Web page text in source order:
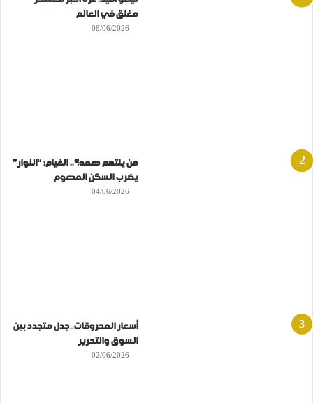
مغلق في العالم
08/06/2026
من يلتهم دعمه؟.. الغيام: “النوار”
يضرب السكن المدعوم
04/06/2026
أسعار المحروقات..جدل متجدد بين
السوق والتحرير
02/06/2026